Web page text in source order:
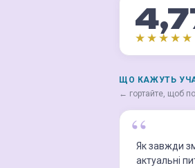
★★★★★
ЩО КАЖУТЬ
← гортайте, щоб
Як завжди
актуальні